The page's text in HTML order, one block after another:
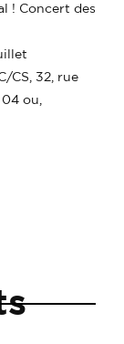
! Concert des
CS, 32, rue
ou,